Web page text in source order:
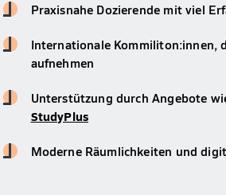
Praxisnahe Dozierende mit viel
Internationale Kommiliton:innen,
aufnehmen
Unterstützung durch Angebote
StudyPlus
Moderne Räumlichkeiten und